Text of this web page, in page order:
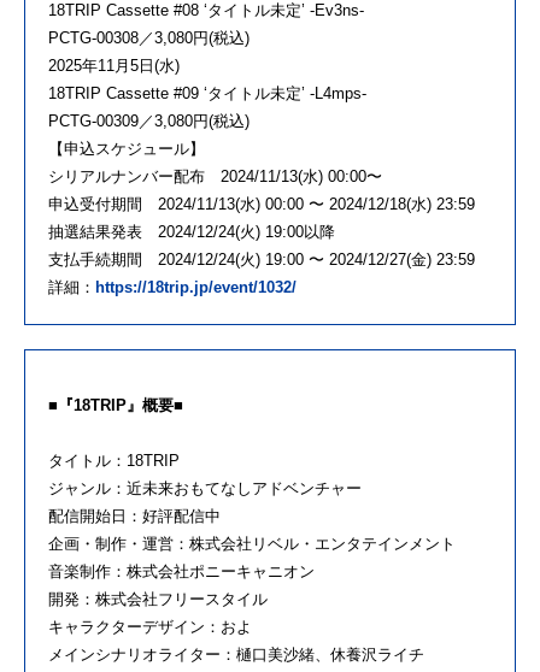
18TRIP Cassette #08 ‘タイトル未定’ -Ev3ns-
PCTG-00308／3,080円(税込)
2025年11月5日(水)
18TRIP Cassette #09 ‘タイトル未定’ -L4mps-
PCTG-00309／3,080円(税込)
【申込スケジュール】
シリアルナンバー配布 2024/11/13(水) 00:00〜
申込受付期間 2024/11/13(水) 00:00 〜 2024/12/18(水) 23:59
抽選結果発表 2024/12/24(火) 19:00以降
支払手続期間 2024/12/24(火) 19:00 〜 2024/12/27(金) 23:59
詳細： https://18trip.jp/event/1032/
■『18TRIP』概要■
タイトル：18TRIP
ジャンル：近未来おもてなしアドベンチャー
配信開始日：好評配信中
企画・制作・運営：株式会社リベル・エンタテインメント
音楽制作：株式会社ポニーキャニオン
開発：株式会社フリースタイル
キャラクターデザイン：およ
メインシナリオライター：樋口美沙緒、休養沢ライチ